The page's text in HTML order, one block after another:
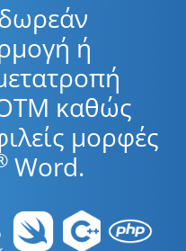
ή
καθώς
μορφές
Word.